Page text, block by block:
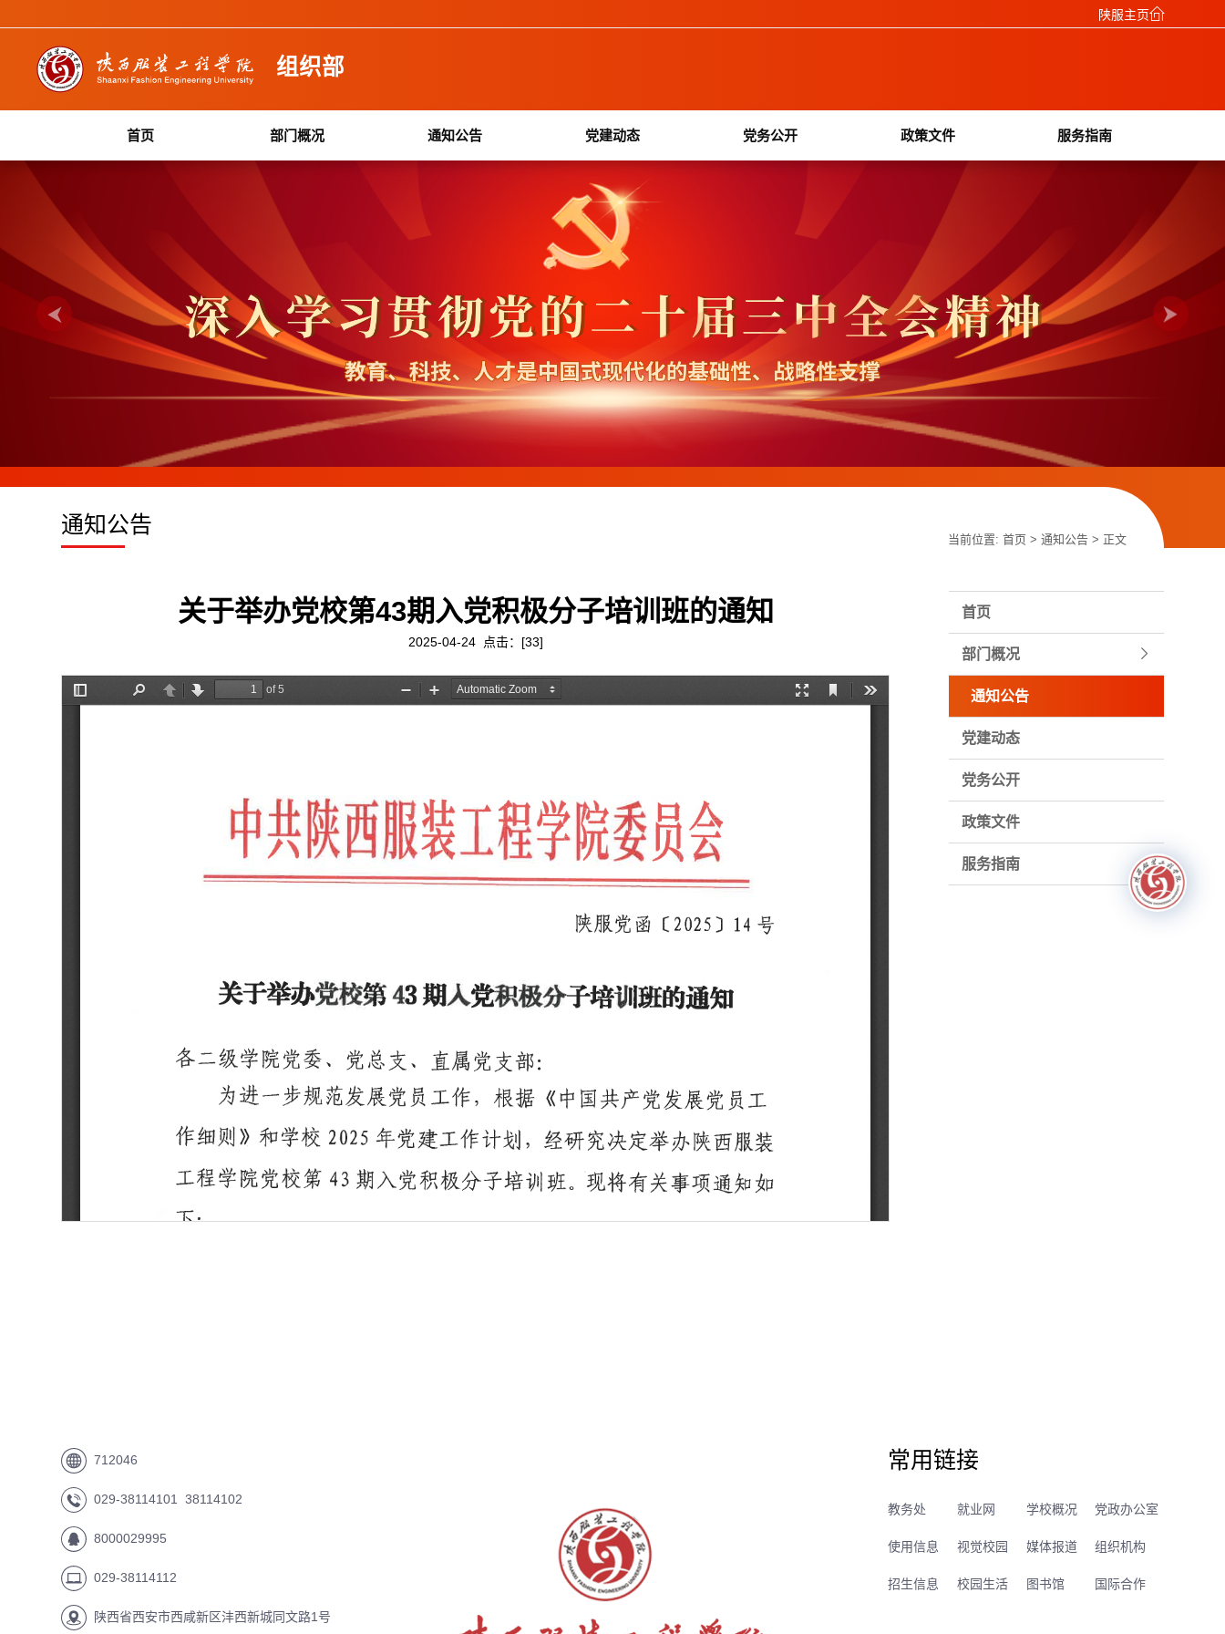
陕服主页
组织部
首页 部门概况 通知公告 党建动态 党务公开 政策文件 服务指南
通知公告
当前位置:首页 >通知公告 > 正文
关于举办党校第43期入党积极分子培训班的通知
2025-04-24 点击：[33]
首页
部门概况
通知公告
党建动态
党务公开
政策文件
服务指南
712046
029-38114101 38114102
8000029995
029-38114112
陕西省西安市西咸新区沣西新城同文路1号
常用链接
教务处 就业网 学校概况 党政办公室
使用信息 视觉校园 媒体报道 组织机构
招生信息 校园生活 图书馆 国际合作